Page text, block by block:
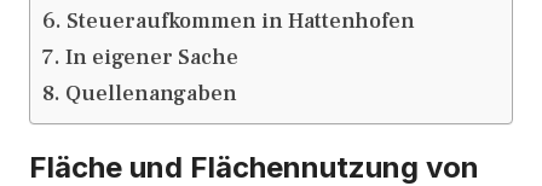
Steueraufkommen in Hattenhofen
In eigener Sache
Quellenangaben
Fläche und Flächennutzung von